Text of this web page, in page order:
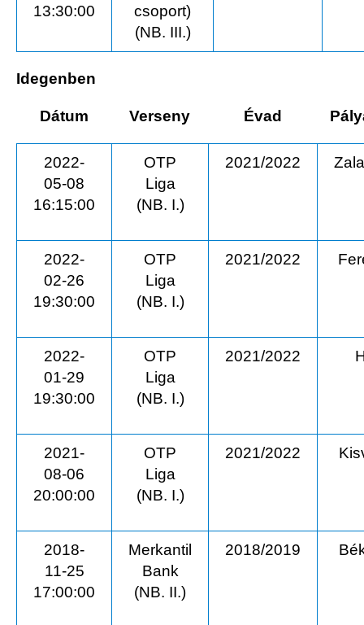
13:30:00
csoport)
(NB. III.)
Idegenben
Dátum Verseny Évad
2022-
05-08
16:15:00
OTP
Liga
(NB. I.)
2021/2022
2022-
02-26
19:30:00
OTP
Liga
(NB. I.)
2021/2022
2022-
01-29
19:30:00
OTP
Liga
(NB. I.)
2021/2022
2021-
08-06
20:00:00
OTP
Liga
(NB. I.)
2021/2022
2018-
11-25
17:00:00
Merkantil
Bank
(NB. II.)
2018/2019